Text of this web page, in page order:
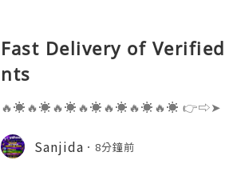
Fast Delivery of
nts
🔥☀️🔥☀️🔥☀️🔥☀️🔥☀️🔥☀️🔥☀️ 👉⇨➤
ail.com 👉⇨➤ Visit To Website:
s one of the most widely used
Sanjida 8分鐘前